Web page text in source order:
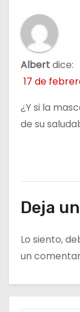
Albertdice:
17 de
¿Y si la
de su
Deja
Lo siento,
un